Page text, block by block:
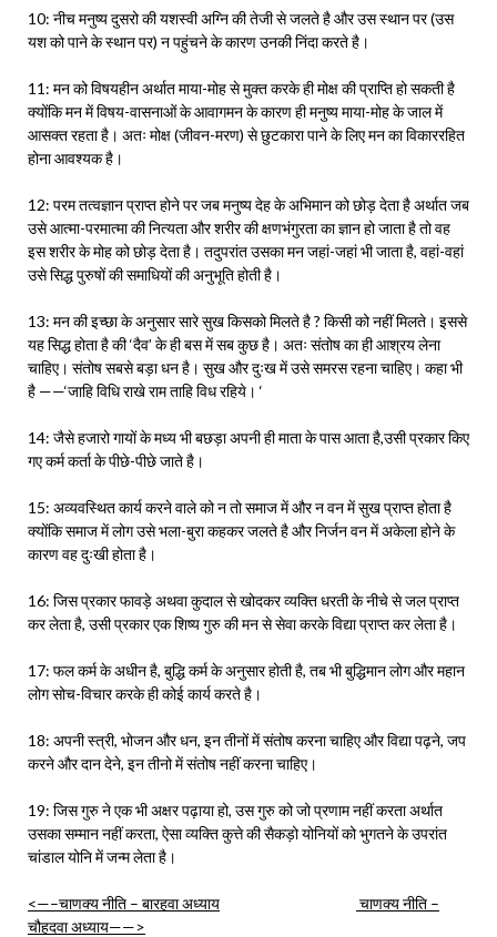
10: नीच मनुष्य दुसरो की यशस्वी अग्नि की तेजी से जलते है और उस स्थान पर (उस
यश को पाने के स्थान पर) न पहुंचने के कारण उनकी निंदा करते है।
11: मन को विषयहीन अर्थात माया-मोह से मुक्त करके ही मोक्ष की प्राप्ति हो सकती है
क्योंकि मन में विषय-वासनाओं के आवागमन के कारण ही मनुष्य माया-मोह के जाल में
आसक्त रहता है। अतः मोक्ष (जीवन-मरण) से छुटकारा पाने के लिए मन का विकाररहित
होना आवश्यक है।
12: परम तत्वज्ञान प्राप्त होने पर जब मनुष्य देह के अभिमान को छोड़ देता है अर्थात जब
उसे आत्मा-परमात्मा की नित्यता और शरीर की क्षणभंगुरता का ज्ञान हो जाता है तो वह
इस शरीर के मोह को छोड़ देता है। तदुपरांत उसका मन जहां-जहां भी जाता है, वहां-वहां
उसे सिद्ध पुरुषों की समाधियों की अनुभूति होती है।
13: मन की इच्छा के अनुसार सारे सुख किसको मिलते है ? किसी को नहीं मिलते। इससे
यह सिद्ध होता है की ‘दैव’ के ही बस में सब कुछ है। अतः संतोष का ही आश्रय लेना
चाहिए। संतोष सबसे बड़ा धन है। सुख और दुःख में उसे समरस रहना चाहिए। कहा भी
है ——‘जाहि विधि राखे राम ताहि विध रहिये। ‘
14: जैसे हजारो गायों के मध्य भी बछड़ा अपनी ही माता के पास आता है,उसी प्रकार किए
गए कर्म कर्ता के पीछे-पीछे जाते है।
15: अव्यवस्थित कार्य करने वाले को न तो समाज में और न वन में सुख प्राप्त होता है
क्योंकि समाज में लोग उसे भला-बुरा कहकर जलते है और निर्जन वन में अकेला होने के
कारण वह दुःखी होता है।
16: जिस प्रकार फावड़े अथवा कुदाल से खोदकर व्यक्ति धरती के नीचे से जल प्राप्त
कर लेता है, उसी प्रकार एक शिष्य गुरु की मन से सेवा करके विद्या प्राप्त कर लेता है।
17: फल कर्म के अधीन है, बुद्धि कर्म के अनुसार होती है, तब भी बुद्धिमान लोग और महान
लोग सोच-विचार करके ही कोई कार्य करते है।
18: अपनी स्त्री, भोजन और धन, इन तीनों में संतोष करना चाहिए और विद्या पढ़ने, जप
करने और दान देने, इन तीनो में संतोष नहीं करना चाहिए।
19: जिस गुरु ने एक भी अक्षर पढ़ाया हो, उस गुरु को जो प्रणाम नहीं करता अर्थात
उसका सम्मान नहीं करता, ऐसा व्यक्ति कुत्ते की सैकड़ो योनियों को भुगतने के उपरांत
चांडाल योनि में जन्म लेता है।
<—–चाणक्य नीति – बारहवा अध्याय
चाणक्य नीति –
चौहदवा अध्याय——>